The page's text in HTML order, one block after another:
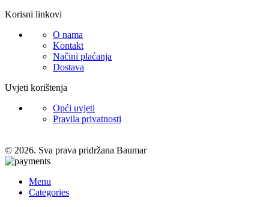
Korisni linkovi
O nama
Kontakt
Načini plaćanja
Dostava
Uvjeti korištenja
Opći uvjeti
Pravila privatnosti
© 2026. Sva prava pridržana Baumar
Menu
Categories